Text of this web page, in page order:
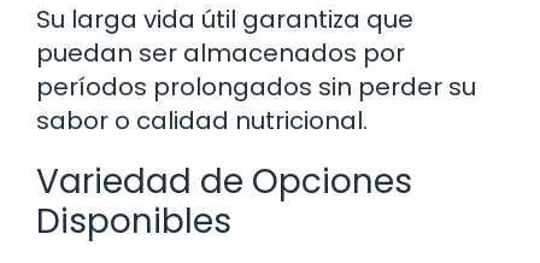
Su larga vida útil garantiza que
puedan ser almacenados por
períodos prolongados sin perder su
sabor o calidad nutricional.
Variedad de Opciones
Disponibles